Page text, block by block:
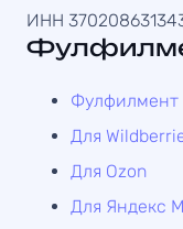
ИНН
Фулфилмент
Для
Для Ozon
Для Яндекс